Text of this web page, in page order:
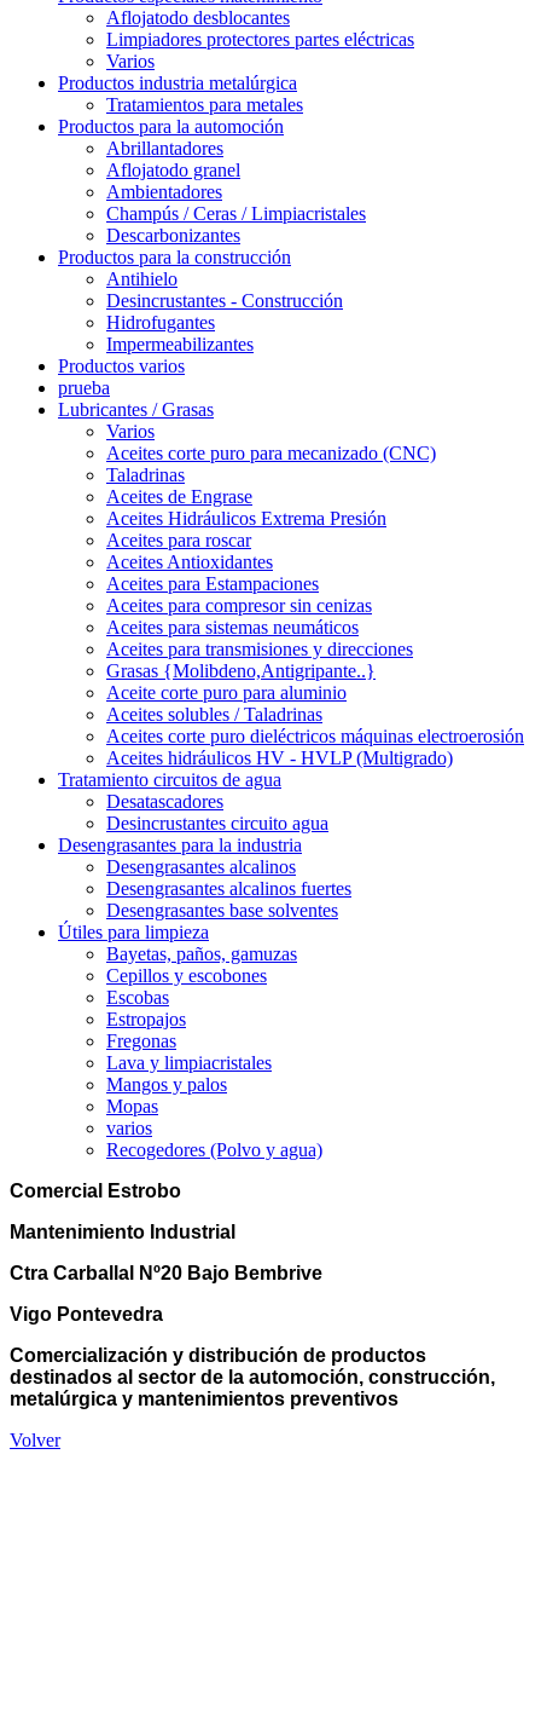
Aflojatodo desblocantes
Limpiadores protectores partes eléctricas
Varios
Productos industria metalúrgica
Tratamientos para metales
Productos para la automoción
Abrillantadores
Aflojatodo granel
Ambientadores
Champús / Ceras / Limpiacristales
Descarbonizantes
Productos para la construcción
Antihielo
Desincrustantes - Construcción
Hidrofugantes
Impermeabilizantes
Productos varios
prueba
Lubricantes / Grasas
Varios
Aceites corte puro para mecanizado (CNC)
Taladrinas
Aceites de Engrase
Aceites Hidráulicos Extrema Presión
Aceites para roscar
Aceites Antioxidantes
Aceites para Estampaciones
Aceites para compresor sin cenizas
Aceites para sistemas neumáticos
Aceites para transmisiones y direcciones
Grasas {Molibdeno,Antigripante..}
Aceite corte puro para aluminio
Aceites solubles / Taladrinas
Aceites corte puro dieléctricos máquinas electroerosión
Aceites hidráulicos HV - HVLP (Multigrado)
Tratamiento circuitos de agua
Desatascadores
Desincrustantes circuito agua
Desengrasantes para la industria
Desengrasantes alcalinos
Desengrasantes alcalinos fuertes
Desengrasantes base solventes
Útiles para limpieza
Bayetas, paños, gamuzas
Cepillos y escobones
Escobas
Estropajos
Fregonas
Lava y limpiacristales
Mangos y palos
Mopas
varios
Recogedores (Polvo y agua)
Comercial Estrobo
Mantenimiento Industrial
Ctra Carballal Nº20 Bajo Bembrive
Vigo Pontevedra
Comercialización y distribución de productos
destinados al sector de la automoción, construcción,
metalúrgica y mantenimientos preventivos
Volver